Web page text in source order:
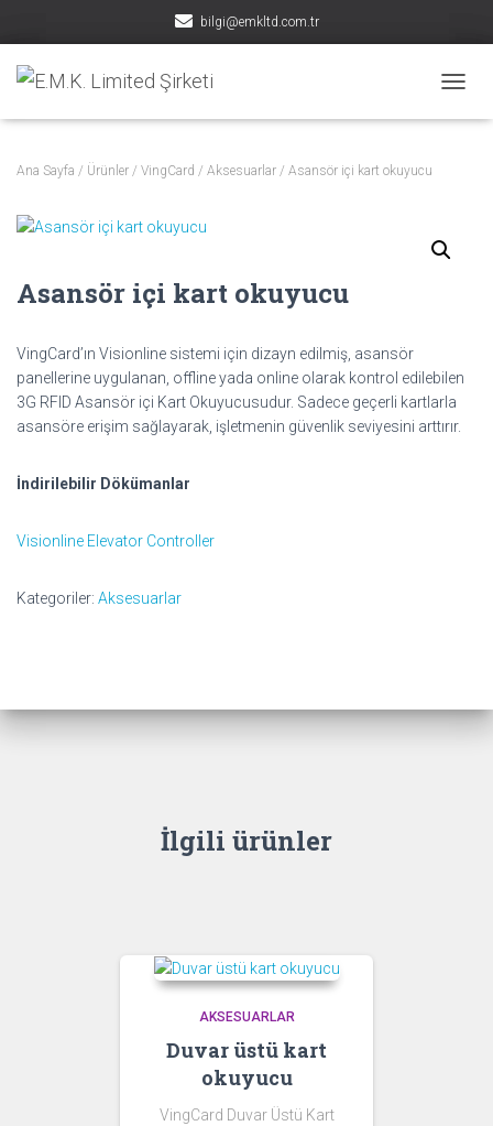
bilgi@emkltd.com.tr
Ana Sayfa / Ürünler / VingCard / Aksesuarlar / Asansör içi kart okuyucu
Asansör içi kart okuyucu
VingCard’ın Visionline sistemi için dizayn edilmiş, asansör
panellerine uygulanan, offline yada online olarak kontrol edilebilen
3G RFID Asansör içi Kart Okuyucusudur. Sadece geçerli kartlarla
asansöre erişim sağlayarak, işletmenin güvenlik seviyesini arttırır.
İndirilebilir Dökümanlar
Visionline Elevator Controller
Kategoriler: Aksesuarlar
İlgili ürünler
AKSESUARLAR
Duvar üstü kart
okuyucu
VingCard Duvar Üstü Kart